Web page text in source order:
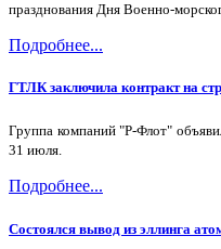
празднования Дня Военно-
Подробнее...
ГТЛК заключила контракт на
Группа компаний "Р-Флот"
31 июля.
Подробнее...
Состоялся вывод из эллинга